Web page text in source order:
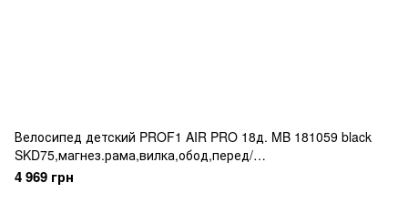
Велосипед детский PROF1 AIR PRO 18д. MB 181059 black
SKD75,магнез.рама,вилка,обод,перед/
зад.диск.торм.,корзина,крыла,доп.кол
4 969 грн